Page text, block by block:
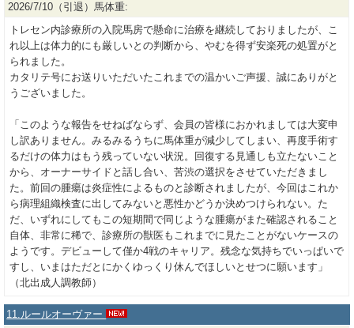
2026/7/10（引退）馬体重:
トレセン内診療所の入院馬房で懸命に治療を継続しておりましたが、こ
れ以上は体力的にも厳しいとの判断から、やむを得ず安楽死の処置がと
られました。
カタリテ号にお送りいただいたこれまでの温かいご声援、誠にありがと
うございました。
「このような報告をせねばならず、会員の皆様におかれましては大変申
し訳ありません。みるみるうちに馬体重が減少してしまい、再度手術す
るだけの体力はもう残っていない状況。回復する見通しも立たないこと
から、オーナーサイドと話し合い、苦渋の選択をさせていただきまし
た。前回の腫瘍は炎症性によるものと診断されましたが、今回はこれか
ら病理組織検査に出してみないと悪性かどうか決めつけられない。た
だ、いずれにしてもこの短期間で同じような腫瘍がまた確認されること
自体、非常に稀で、診療所の獣医もこれまでに見たことがないケースの
ようです。デビューして僅か4戦のキャリア。残念な気持ちでいっぱいで
すし、いまはただとにかくゆっくり休んでほしいとせつに願います」
（北出成人調教師）
11.ルールオーヴァー